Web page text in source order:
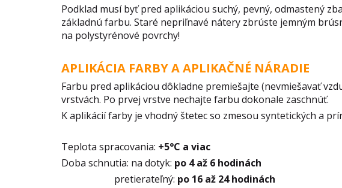
Podklad musí byť pred aplikáciou suchý, pevný, odmastený
základnú farbu. Staré nepriľnavé nátery zbrúste jemným
na polystyrénové povrchy!
APLIKÁCIA FARBY A APLIKAČNÉ NÁRADIE
Farbu pred aplikáciou dôkladne premiešajte (nevmiešavať
vrstvách. Po prvej vrstve nechajte farbu dokonale zaschnúť.
K aplikácií farby je vhodný štetec so zmesou syntetických a
Teplota spracovania: +5°C a viac
Doba schnutia: na dotyk: po 4 až 6 hodinách
pretierateľný: po 16 až 24 hodinách